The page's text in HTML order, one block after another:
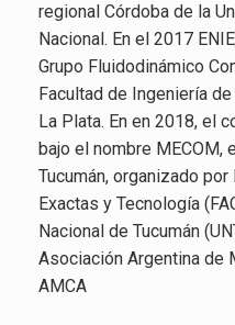
regional Córdoba de la
Nacional. En el 2017
Grupo Fluidodinámico
Facultad de Ingeniería
La Plata. En en 2018, el
bajo el nombre MECOM,
Tucumán, organizado
Exactas y Tecnología
Nacional de Tucumán
Asociación Argentina de
AMCA